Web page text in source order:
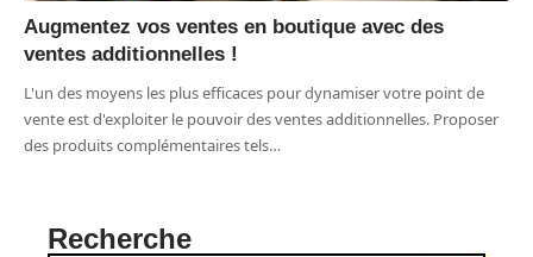
Augmentez vos ventes en boutique avec des
ventes additionnelles !
L'un des moyens les plus efficaces pour dynamiser votre point de
vente est d'exploiter le pouvoir des ventes additionnelles. Proposer
des produits complémentaires tels…
Recherche